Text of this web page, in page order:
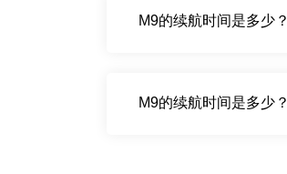
M9的续航时间是多少？
M9的续航时间是多少？